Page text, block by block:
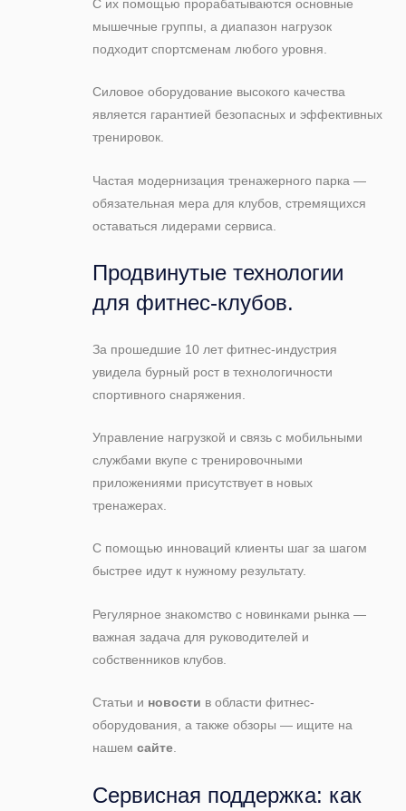
С их помощью прорабатываются основные
мышечные группы, а диапазон нагрузок
подходит спортсменам любого уровня.
Силовое оборудование высокого качества
является гарантией безопасных и эффективных
тренировок.
Частая модернизация тренажерного парка —
обязательная мера для клубов, стремящихся
оставаться лидерами сервиса.
Продвинутые технологии
для фитнес-клубов.
За прошедшие 10 лет фитнес-индустрия
увидела бурный рост в технологичности
спортивного снаряжения.
Управление нагрузкой и связь с мобильными
службами вкупе с тренировочными
приложениями присутствует в новых
тренажерах.
С помощью инноваций клиенты шаг за шагом
быстрее идут к нужному результату.
Регулярное знакомство с новинками рынка —
важная задача для руководителей и
собственников клубов.
Статьи и новости в области фитнес-
оборудования, а также обзоры — ищите на
нашем сайте.
Сервисная поддержка: как